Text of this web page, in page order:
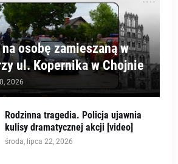
na osobę zamieszaną w
ul. Kopernika w Chojnie
2026
Rodzinna tragedia. Policja ujawnia
kulisy dramatycznej akcji [video]
środa, lipca 22, 2026